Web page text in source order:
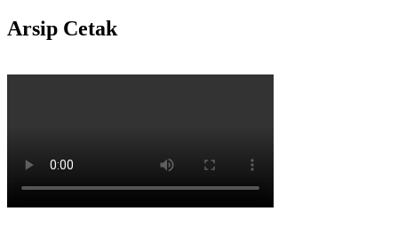
Arsip Cetak